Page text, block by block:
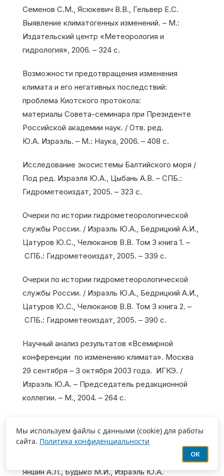
Семенов С.М., Ясюкевич В.В., Гельвер Е.С.
Выявление климатогенных изменений. – М.:
Издательский центр «Метеорология и
гидрология», 2006. – 324 с.
Возможности предотвращения изменения
климата и его негативных последствий:
проблема Киотского протокола:
материалы Совета-семинара при Президенте
Российской академии наук. / Отв. ред.
Ю.А. Израэль. – М.: Наука, 2006. – 408 с.
Исследование экосистемы Балтийского моря /
Под ред. Израэля Ю.А., Цыбань А.В. – СПБ.:
Гидрометеоиздат, 2005. – 323 с.
Очерки по истории гидрометеорологической
службы России. / Израэль Ю.А., Бедрицкий А.И.,
Цатуров Ю.С., Челюканов В.В. Том 3 книга 1. –
СПБ.: Гидрометеоиздат, 2005. – 339 с.
Очерки по истории гидрометеорологической
службы России. / Израэль Ю.А., Бедрицкий А.И.,
Цатуров Ю.С., Челюканов В.В. Том 3 книга 2. –
СПБ.: Гидрометеоиздат, 2005. – 390 с.
Научный анализ результатов «Всемирной
конференции по изменению климата». Москва
29 сентября – 3 октября 2003 года. ИГКЭ. /
Израэль Ю.А. – Председатель редакционной
коллегии. – М., 2004. – 264 с.
климат Земли. – М.: Метеорология и гидрология,
2004. – 175 с.
Яншин А.Л., Будыко М.И., Израэль Ю.А.
Мы используем файлы с данными (cookie) для работы
сайта. Политика конфиденциальности
ОК